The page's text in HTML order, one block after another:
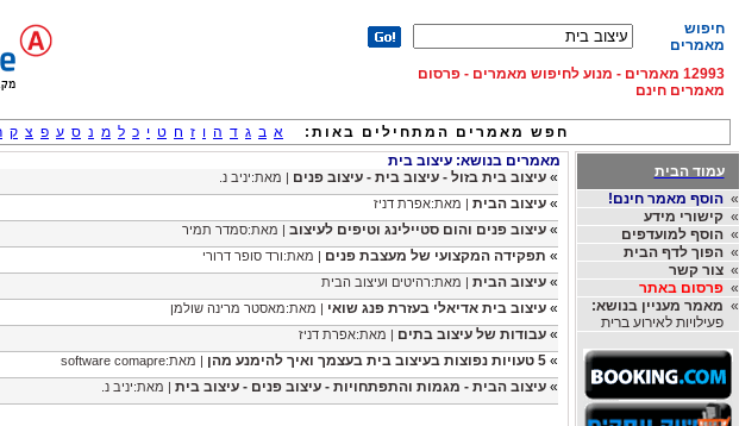
חיפוש
מאמרים
12993 מאמרים - מנוע לחיפוש מאמרים - פרסום
מאמרים חינם
חפש מאמרים המתחילים באות: א ב ג ד ה ו ז ח ט י כ ל מ נ ס ע פ צ ק
עמוד הבית
»הוסף מאמר חינם!
»קישורי מידע
»הוסף למועדפים
»הפוך לדף הבית
»צור קשר
»פרסום באתר
» מאמר מעניין בנושא:
פעילויות לאירוע ברית
מאמרים בנושא: עיצוב בית
» עיצוב בית בזול - עיצוב בית - עיצוב פנים | מאת:יניב נ.
» עיצוב הבית | מאת:אפרת דניז
» עיצוב פנים והום סטיילינג וטיפים לעיצוב | מאת:סמדר תמיר
» תפקידה המקצועי של מעצבת פנים | מאת:ורד סופר דרורי
» עיצוב הבית | מאת:רהיטים ועיצוב הבית
» עיצוב בית אדיאלי בעזרת פנג שואי | מאת:מאסטר מרינה שולמן
» עבודות של עיצוב בתים | מאת:אפרת דניז
» 5 טעויות נפוצות בעיצוב בית בעצמך ואיך להימנע מהן | מאת:software comapre
» עיצוב הבית - מגמות והתפתחויות - עיצוב פנים - עיצוב בית | מאת:יניב נ.